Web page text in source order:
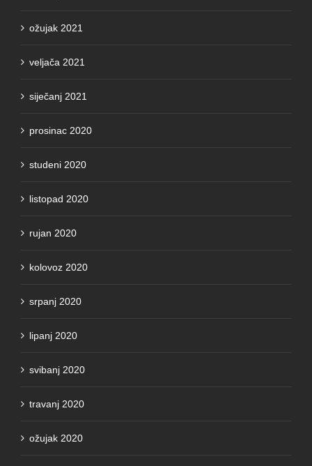
ožujak 2021
veljača 2021
siječanj 2021
prosinac 2020
studeni 2020
listopad 2020
rujan 2020
kolovoz 2020
srpanj 2020
lipanj 2020
svibanj 2020
travanj 2020
ožujak 2020